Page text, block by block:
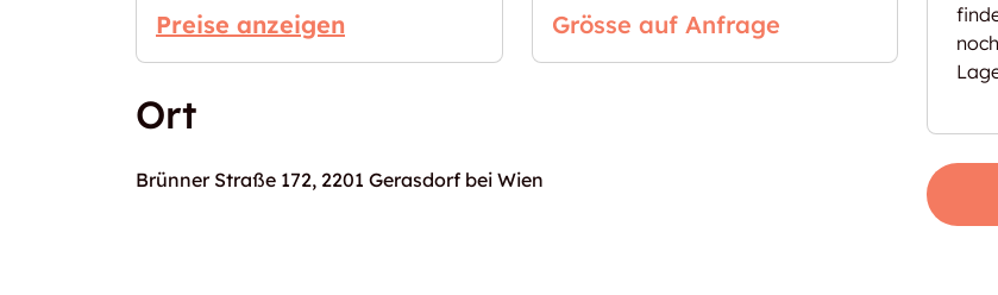
Preise anzeigen Grösse auf Anfrage
Ort
Brünner Straße 172, 2201 Gerasdorf bei Wien